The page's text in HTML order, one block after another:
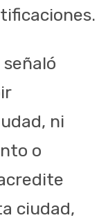
señaló
ni
o
ciudad,